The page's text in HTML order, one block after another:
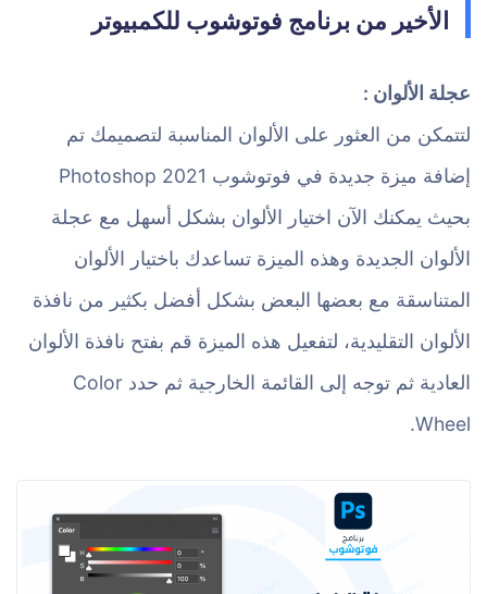
الأخير من برنامج فوتوشوب للكمبيوتر
عجلة الألوان :
لتتمكن من العثور على الألوان المناسبة لتصميمك تم
إضافة ميزة جديدة في فوتوشوب Photoshop 2021
بحيث يمكنك الآن اختيار الألوان بشكل أسهل مع عجلة
الألوان الجديدة وهذه الميزة تساعدك باختيار الألوان
المتناسقة مع بعضها البعض بشكل أفضل بكثير من نافذة
الألوان التقليدية، لتفعيل هذه الميزة قم بفتح نافذة الألوان
العادية ثم توجه إلى القائمة الخارجية ثم حدد Color
Wheel.